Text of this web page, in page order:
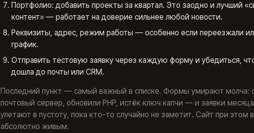
Портфолио: добавить проекты за квартал. Это заодно и лучший
контент» — работает на доверие сильнее любой новости.
Реквизиты, адрес, режим работы — особенно если переезжали
график.
Отправить тестовую заявку через каждую форму и убедиться,
дошла до почты или CRM.
Последний пункт — самый важный в списке. Формы умирают молча:
почтовый сервер, обновили PHP, истёк ключ капчи — и заявки
улетают в пустоту, пока кто-то случайно не заметит. Сайт при этом
абсолютно живым.